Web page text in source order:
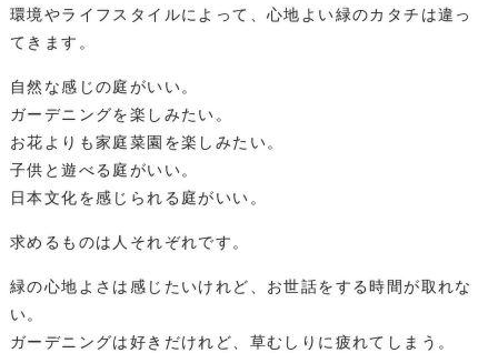
環境やライフスタイルによって、心地よい緑のカタチは違っ
てきます。
自然な感じの庭がいい。
ガーデニングを楽しみたい。
お花よりも家庭菜園を楽しみたい。
子供と遊べる庭がいい。
日本文化を感じられる庭がいい。
求めるものは人それぞれです。
緑の心地よさは感じたいけれど、お世話をする時間が取れな
い。
ガーデニングは好きだけれど、草むしりに疲れてしまう。